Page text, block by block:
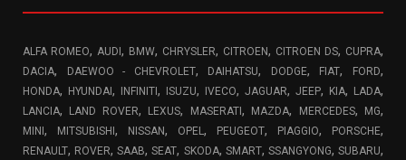
ALFA ROMEO, AUDI , BMW, CHRYSLER, CITROEN, CITROEN DS, CUPRA,
DACIA, DAEWOO - CHEVROLET, DAIHATSU, DODGE, FIAT, FORD,
HONDA, HYUNDAI , INFINITI , ISUZU, IVECO, JAGUAR, JEEP, KIA, LADA,
LANCIA, LAND ROVER, LEXUS, MASERATI , MAZDA, MERCEDES, MG,
MINI , MITSUBISHI , NISSAN, OPEL, PEUGEOT, PIAGGIO, PORSCHE,
RENAULT, ROVER,SAAB,SEAT, SKODA, SMART, SSANGYONG,SUBARU,